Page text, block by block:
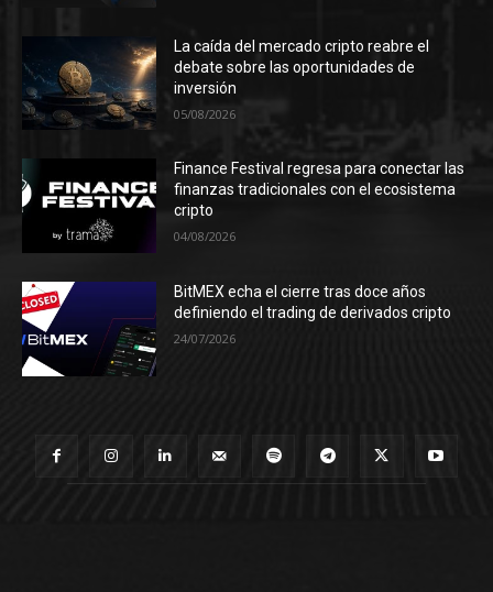
La caída del mercado cripto reabre el
debate sobre las oportunidades de
inversión
05/08/2026
Finance Festival regresa para conectar las
finanzas tradicionales con el ecosistema
cripto
04/08/2026
BitMEX echa el cierre tras doce años
definiendo el trading de derivados cripto
24/07/2026